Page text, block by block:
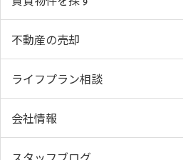
不動産の売却
ライフプラン相談
会社情報